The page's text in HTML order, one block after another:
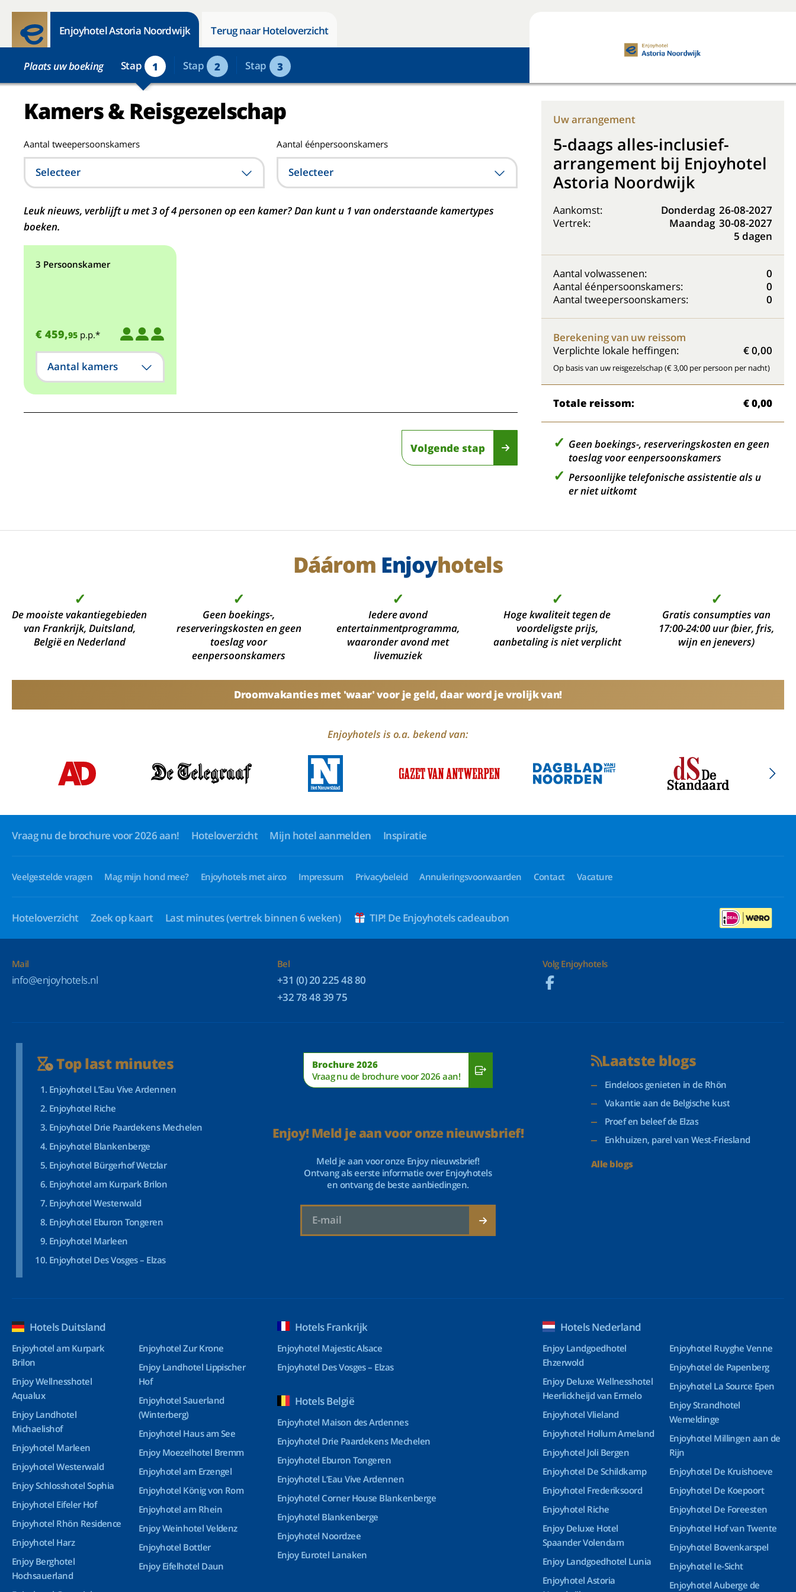
Enjoyhotel Astoria Noordwijk Terug naar Hoteloverzicht
Plaats uw boeking Stap 1 Stap 2 Stap 3
Kamers & Reisgezelschap
Aantal tweepersoonskamers
Selecteer
Aantal éénpersoonskamers
Selecteer
Leuk nieuws, verblijft u met 3 of 4 personen op een kamer? Dan kunt u 1 van onderstaande kamertypes
boeken.
3 Persoonskamer
€ 459,95 p.p.*
Aantal kamers
Volgende stap
Uw arrangement
5-daags alles-inclusief-
arrangement bij Enjoyhotel
Astoria Noordwijk
Aankomst: Donderdag 26-08-2027
Vertrek:
Maandag 30-08-2027
5 dagen
Aantal volwassenen:
0
Aantal éénpersoonskamers:
0
Aantal tweepersoonskamers:
0
Berekening van uw reissom
Verplichte lokale heffingen:
€ 0,00
Op basis van uw reisgezelschap (€ 3,00 per persoon per nacht)
Totale reissom: € 0,00
Geen boekings-, reserveringskosten en geen
toeslag voor eenpersoonskamers
Persoonlijke telefonische assistentie als u
er niet uitkomt
Dáárom Enjoyhotels
✓
De mooiste vakantiegebieden
van Frankrijk, Duitsland,
België en Nederland
✓
Geen boekings-,
reserveringskosten en geen
toeslag voor
eenpersoonskamers
✓
Iedere avond
entertainmentprogramma,
waaronder avond met
livemuziek
✓
Hoge kwaliteit tegen de
voordeligste prijs,
aanbetaling is niet verplicht
✓
Gratis consumpties van
17:00-24:00 uur (bier, fris,
wijn en jenevers)
Droomvakanties met 'waar' voor je geld, daar word je vrolijk van!
Enjoyhotels is o.a. bekend van:
Vraag nu de brochure voor 2026 aan! Hoteloverzicht Mijn hotel aanmelden Inspiratie
Veelgestelde vragen Mag mijn hond mee? Enjoyhotels met airco Impressum Privacybeleid Annuleringsvoorwaarden Contact Vacature
Hoteloverzicht Zoek op kaart Last minutes(vertrek binnen 6 weken) TIP! De Enjoyhotels cadeaubon
Mail
info@enjoyhotels.nl
Bel
+31 (0) 20 225 48 80
+32 78 48 39 75
Volg Enjoyhotels
Top last minutes
Enjoyhotel L’Eau Vive Ardennen
Enjoyhotel Riche
Enjoyhotel Drie Paardekens Mechelen
Enjoyhotel Blankenberge
Enjoyhotel Bürgerhof Wetzlar
Enjoyhotel am Kurpark Brilon
Enjoyhotel Westerwald
Enjoyhotel Eburon Tongeren
Enjoyhotel Marleen
Enjoyhotel Des Vosges – Elzas
Brochure 2026
Vraag nu de brochure voor 2026 aan!
Enjoy! Meld je aan voor onze nieuwsbrief!
Meld je aan voor onze Enjoy nieuwsbrief!
Ontvang als eerste informatie over Enjoyhotels
en ontvang de beste aanbiedingen.
Laatste blogs
Eindeloos genieten in de Rhön
Vakantie aan de Belgische kust
Proef en beleef de Elzas
Enkhuizen, parel van West-Friesland
Alle blogs
Hotels Duitsland
Enjoyhotel am Kurpark
Brilon
Enjoy Wellnesshotel
Aqualux
Enjoy Landhotel
Michaelishof
Enjoyhotel Marleen
Enjoyhotel Westerwald
Enjoy Schlosshotel Sophia
Enjoyhotel Eifeler Hof
Enjoyhotel Rhön Residence
Enjoyhotel Harz
Enjoy Berghotel
Hochsauerland
Enjoyhotel Zur Krone
Enjoy Landhotel Lippischer
Hof
Enjoyhotel Sauerland
(Winterberg)
Enjoyhotel Haus am See
Enjoy Moezelhotel Bremm
Enjoyhotel am Erzengel
Enjoyhotel König von Rom
Enjoyhotel am Rhein
Enjoy Weinhotel Veldenz
Enjoyhotel Bottler
Enjoy Eifelhotel Daun
Hotels Frankrijk
Enjoyhotel Majestic Alsace
Enjoyhotel Des Vosges – Elzas
Hotels België
Enjoyhotel Maison des Ardennes
Enjoyhotel Drie Paardekens Mechelen
Enjoyhotel Eburon Tongeren
Enjoyhotel L’Eau Vive Ardennen
Enjoyhotel Corner House Blankenberge
Enjoyhotel Blankenberge
Enjoyhotel Noordzee
Enjoy Eurotel Lanaken
Hotels Nederland
Enjoy Landgoedhotel
Ehzerwold
Enjoy Deluxe Wellnesshotel
Heerlickheijd van Ermelo
Enjoyhotel Vlieland
Enjoyhotel Hollum Ameland
Enjoyhotel Joli Bergen
Enjoyhotel De Schildkamp
Enjoyhotel Frederiksoord
Enjoyhotel Riche
Enjoy Deluxe Hotel
Spaander Volendam
Enjoy Landgoedhotel Lunia
Enjoyhotel Astoria
Enjoyhotel Ruyghe Venne
Enjoyhotel de Papenberg
Enjoyhotel La Source Epen
Enjoy Strandhotel
Wemeldinge
Enjoyhotel Millingen aan de
Rijn
Enjoyhotel De Kruishoeve
Enjoyhotel De Koepoort
Enjoyhotel De Foreesten
Enjoyhotel Hof van Twente
Enjoyhotel Bovenkarspel
Enjoyhotel Ie-Sicht
Enjoyhotel Auberge de